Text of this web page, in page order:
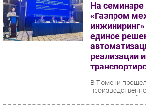
На
«Газпром
единое
реализации и
В Тюмени
подразделений
«Газпром